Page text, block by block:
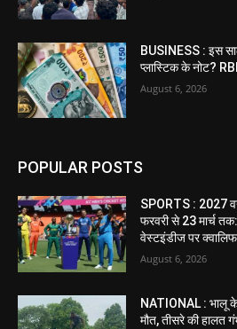
BUSINESS : इस
प्लास्टिक के नोट?
August 6, 2026
POPULAR POSTS
SPORTS : 2027
फरवरी से 23 मार्च
वेस्टइंडीज पर
August 6, 2026
NATIONAL : भालू
मौत, तीसरे की हालत